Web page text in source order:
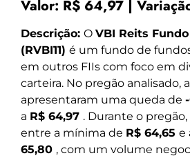
Valor: R$ 64,97 |
Descrição: O VBI Reits
(RVBI11) é um fundo de
em outros FIIs com foco em
carteira. No pregão analisado,
apresentaram uma queda de
a R$ 64,97 . Durante o
entre a mínima de R$ 64,65 e
65,80 , com um volume